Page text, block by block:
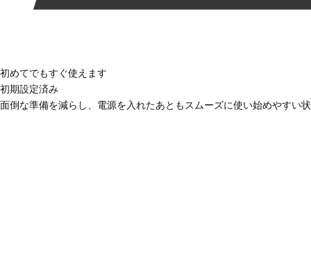
初めてでもすぐ使えます
初期設定済み
面倒な準備を減らし、電源を入れたあともスムーズに使い始めやすい